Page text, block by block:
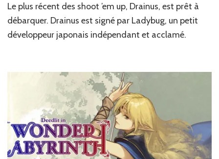
JV
débarque
physique
chez
Le plus récent des shoot ’em up, Drainus, est prêt à
débarquer. Drainus est signé par Ladybug, un petit
développeur japonais indépendant et acclamé.